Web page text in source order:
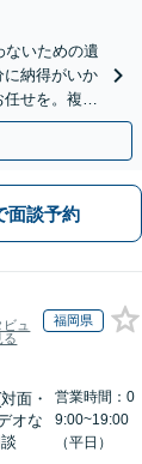
ないための遺
に納得がいか
せを。複雑
面談予約
ュ
る
福岡県
面・
オな
営業時間：0
9:00~19:00
（平日）